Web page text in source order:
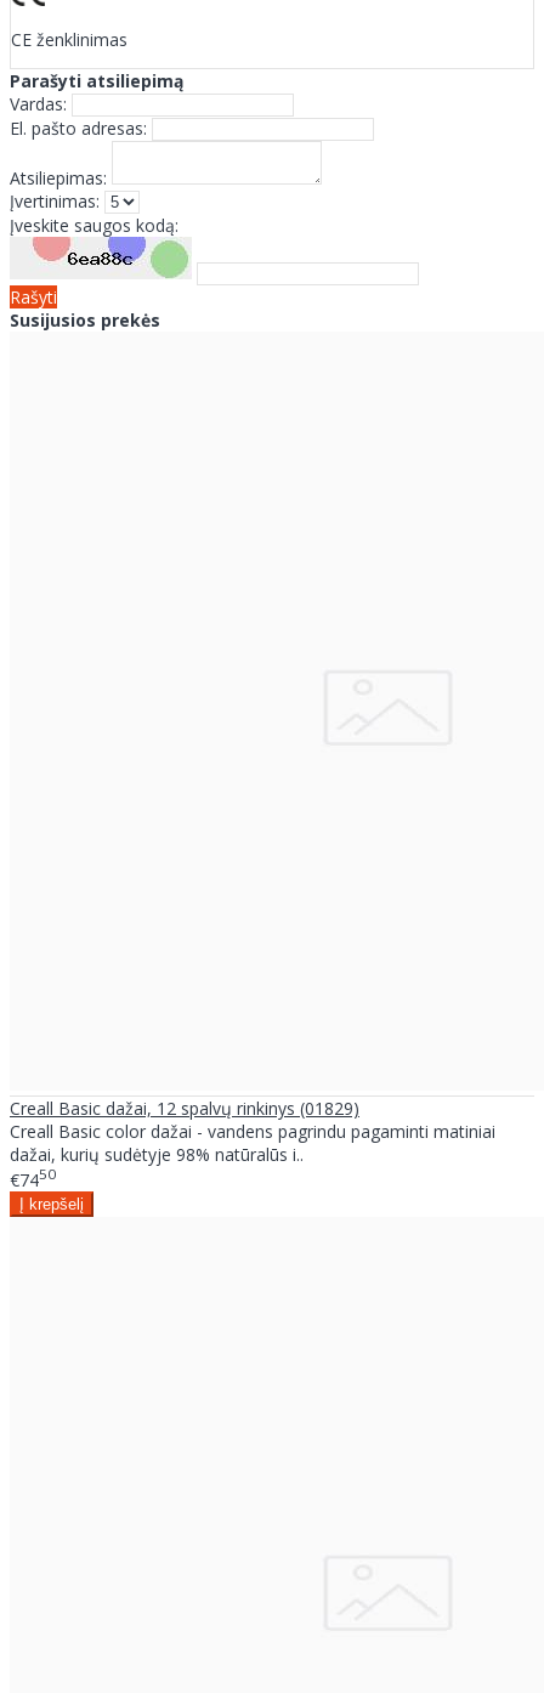
CE ženklinimas
Parašyti atsiliepimą
Vardas:
El. pašto adresas:
Atsiliepimas:
Įvertinimas:
Įveskite saugos kodą:
Rašyti
Susijusios prekės
Creall Basic dažai, 12 spalvų rinkinys (01829)
Creall Basic color dažai - vandens pagrindu pagaminti matiniai
dažai, kurių sudėtyje 98% natūralūs i..
€7450